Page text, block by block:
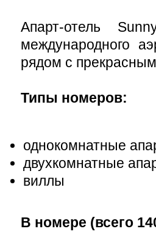
Апарт-отель
международного
рядом с
Типы номеров:
однокомнатные
двухкомнатные
виллы
В номере (всего